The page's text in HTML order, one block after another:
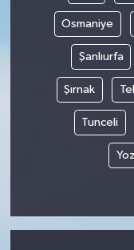
Osmaniye
Şanlıurfa
Şırnak
Tunceli